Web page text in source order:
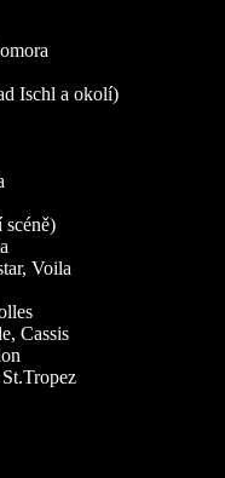
Ischl a okolí)
scéně)
Voila
Cassis